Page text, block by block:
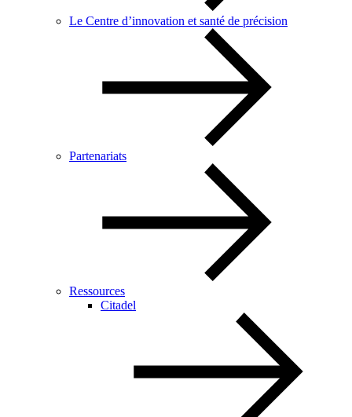
Le Centre d’innovation et santé de précision
Partenariats
Ressources
Citadel